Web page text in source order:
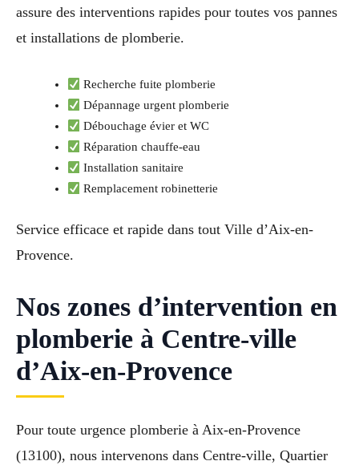
assure des interventions rapides pour toutes vos pannes
et installations de plomberie.
Recherche fuite plomberie
Dépannage urgent plomberie
Débouchage évier et WC
Réparation chauffe-eau
Installation sanitaire
Remplacement robinetterie
Service efficace et rapide dans tout Ville d’Aix-en-
Provence.
Nos zones d’intervention en
plomberie à Centre-ville
d’Aix-en-Provence
Pour toute urgence plomberie à Aix-en-Provence
(13100), nous intervenons dans Centre-ville, Quartier